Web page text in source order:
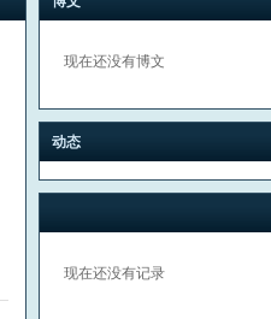
现在还没有博文
动态
现在还没有记录